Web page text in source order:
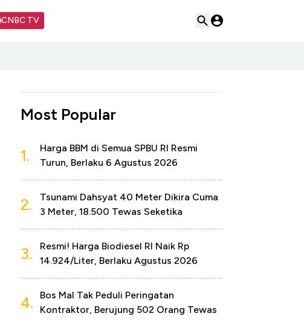
CNBC TV
Most Popular
1.
Harga BBM di Semua SPBU RI Resmi
Turun, Berlaku 6 Agustus 2026
2.
Tsunami Dahsyat 40 Meter Dikira Cuma
3 Meter, 18.500 Tewas Seketika
3.
Resmi! Harga Biodiesel RI Naik Rp
14.924/Liter, Berlaku Agustus 2026
4.
Bos Mal Tak Peduli Peringatan
Kontraktor, Berujung 502 Orang Tewas